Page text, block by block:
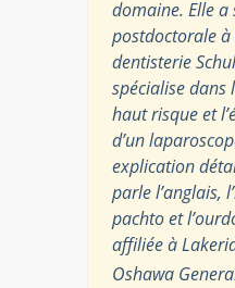
domaine. Elle
postdoctorale à
dentisterie
spécialise dans
haut risque et
d’un
explication
parle l’anglais,
pachto et
affiliée à
Oshawa